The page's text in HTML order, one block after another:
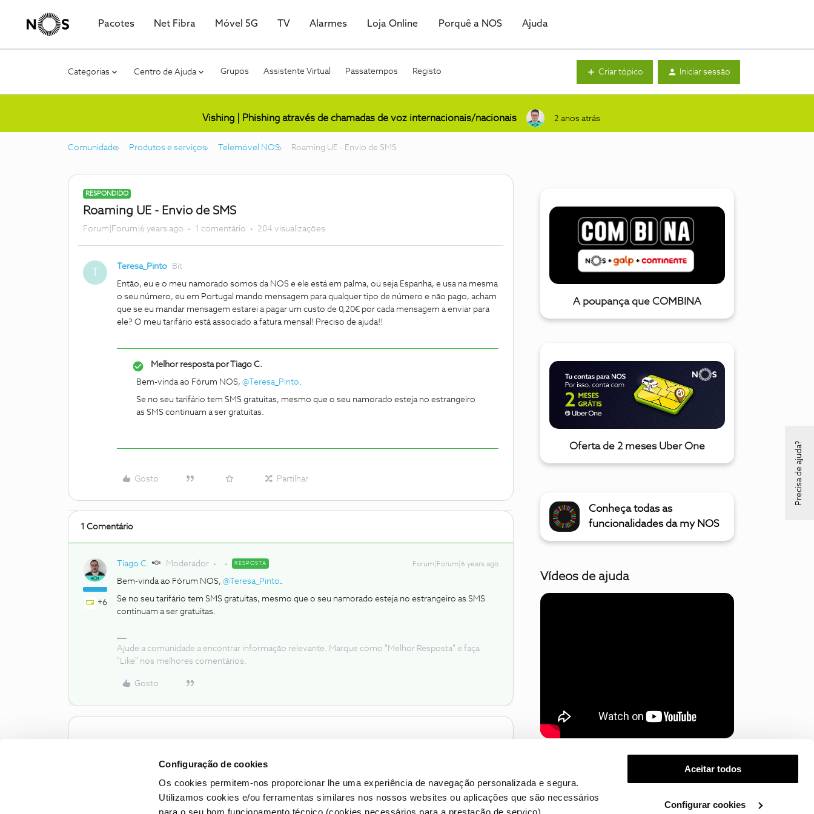
Configuração de cookies
Os cookies permitem-nos proporcionar lhe uma experiência de navegação personalizada e segura.
Utilizamos cookies e/ou ferramentas similares nos nossos websites ou aplicações que são necessários
Aceitar todos
Configurar cookies
Pacotes Net Fibra Móvel 5G TV Alarmes Loja Online Porquê a NOS Ajuda
Categorias Centro de Ajuda Grupos Assistente Virtual Passatempos Registo Criar tópico Iniciar sessão
Vishing | Phishing através de chamadas de voz internacionais/nacionais 2 anos atrás
Comunidade Produtos e serviços Telemóvel NOS Roaming UE - Envio de SMS
RESPONDIDO
Roaming UE - Envio de SMS
Forum|Forum|6 years ago 1 comentário 204 visualizações
Teresa_Pinto Bit
Então, eu e o meu namorado somos da NOS e ele está em palma, ou seja Espanha, e usa na mesma
o seu número, eu em Portugal mando mensagem para qualquer tipo de número e não pago, acham
que se eu mandar mensagem estarei a pagar um custo de 0,20€ por cada mensagem a enviar para
ele? O meu tarifário está associado a fatura mensal! Preciso de ajuda!!
Melhor resposta porTiago C.
Bem-vinda ao Fórum NOS, @Teresa_Pinto.
Se no seu tarifário tem SMS gratuitas, mesmo que o seu namorado esteja no estrangeiro
as SMS continuam a ser gratuitas.
Gosto Partilhar
1 Comentário
+6
Tiago C. Moderador RESPOSTA Forum|Forum|6 years ago
Bem-vinda ao Fórum NOS, @Teresa_Pinto.
Se no seu tarifário tem SMS gratuitas, mesmo que o seu namorado esteja no estrangeiro as SMS
continuam a ser gratuitas.
Ajude a comunidade a encontrar informação relevante. Marque como "Melhor Resposta" e faça
"Like" nos melhores comentários.
Gosto
A poupança que COMBINA
Oferta de 2 meses Uber One
Conheça todas as
funcionalidades da my NOS
Vídeos de ajuda
Precisa de ajuda?